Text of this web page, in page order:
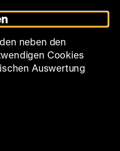
und
neben den
Cookies
Auswertung